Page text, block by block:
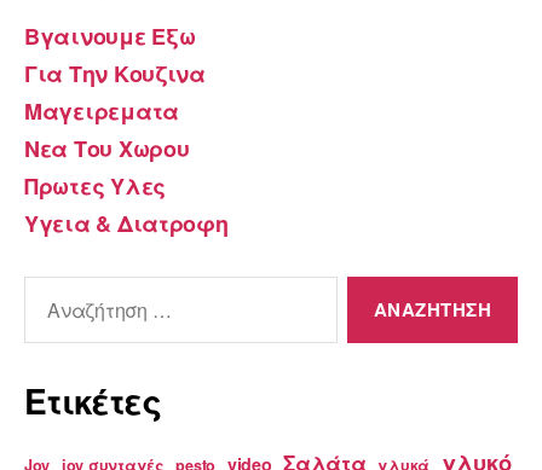
Βγαινουμε Εξω
Για Την Κουζινα
Μαγειρεματα
Νεα Του Χωρου
Πρωτες Υλες
Υγεια & Διατροφη
για:
Ετικέτες
Joy joy συνταγές pesto video Σαλάτα γλυκά γλυκό